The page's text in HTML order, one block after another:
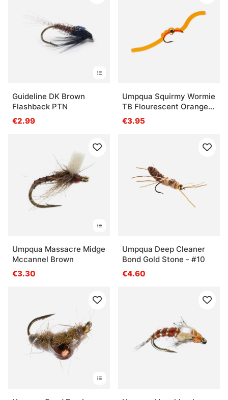
Guideline DK Brown
Flashback PTN
€2.99
Umpqua Squirmy Wormie
TB Flourescent Orange
#12
€3.95
Umpqua Massacre Midge
Mccannel Brown
€3.30
Umpqua Deep Cleaner
Bond Gold Stone - #10
€4.60